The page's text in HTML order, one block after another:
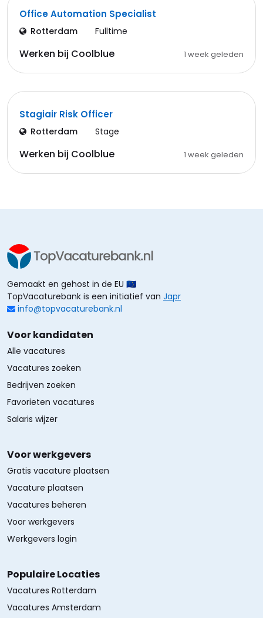
Office Automation Specialist
Rotterdam Fulltime
Werken bij Coolblue 1 week geleden
Stagiair Risk Officer
Rotterdam Stage
Werken bij Coolblue 1 week geleden
Gemaakt en gehost in de EU 🇪🇺
TopVacaturebank is een initiatief van Japr
info@topvacaturebank.nl
Voor kandidaten
Alle vacatures
Vacatures zoeken
Bedrijven zoeken
Favorieten vacatures
Salaris wijzer
Voor werkgevers
Gratis vacature plaatsen
Vacature plaatsen
Vacatures beheren
Voor werkgevers
Werkgevers login
Populaire Locaties
Vacatures Rotterdam
Vacatures Amsterdam